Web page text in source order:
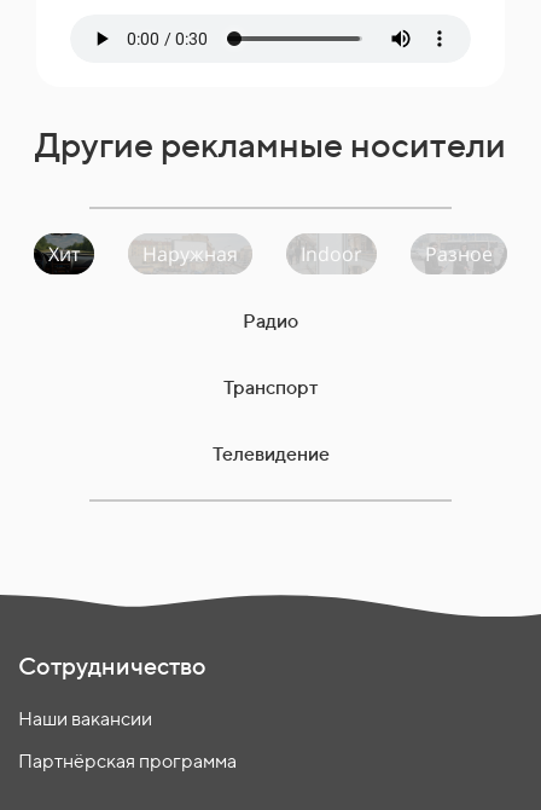
Другие рекламные носители
Хит Наружная Indoor Разное
Радио
Транспорт
Телевидение
Сотрудничество
Наши вакансии
Партнёрская программа